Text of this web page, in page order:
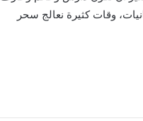
وقات كثيرة نعالج سحر